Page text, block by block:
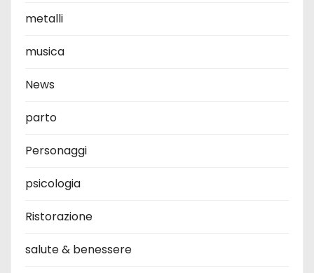
metalli
musica
News
parto
Personaggi
psicologia
Ristorazione
salute & benessere